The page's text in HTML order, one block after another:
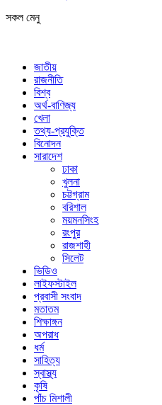
সকল মেনু
জাতীয়
রাজনীতি
বিশ্ব
অর্থ-বাণিজ্য
খেলা
তথ্য-প্রযুক্তি
বিনোদন
সারাদেশ
ঢাকা
খুলনা
চট্টগ্রাম
বরিশাল
ময়মনসিংহ
রংপুর
রাজশাহী
সিলেট
ভিডিও
লাইফস্টাইল
প্রবাসী সংবাদ
মতাতম
শিক্ষাঙ্গন
অপরাধ
ধর্ম
সাহিত্য
স্বাস্থ্য
কৃষি
পাঁচ মিশালী